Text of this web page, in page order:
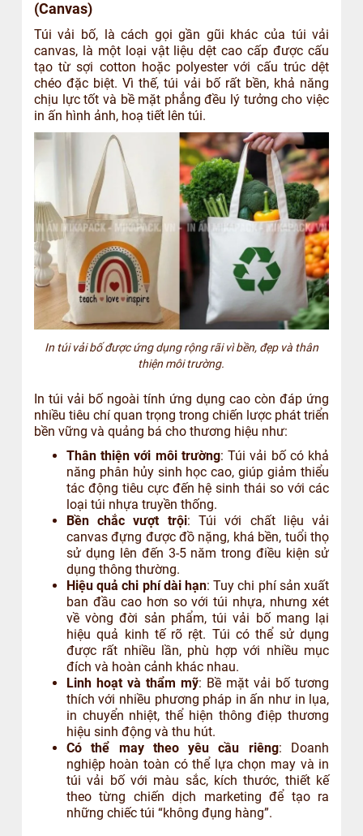
(Canvas)
Túi vải bố, là cách gọi gần gũi khác của túi vải
canvas, là một loại vật liệu dệt cao cấp được cấu
tạo từ sợi cotton hoặc polyester với cấu trúc dệt
chéo đặc biệt. Vì thế, túi vải bố rất bền, khả năng
chịu lực tốt và bề mặt phẳng đều lý tưởng cho việc
in ấn hình ảnh, hoạ tiết lên túi.
In túi vải bố được ứng dụng rộng rãi vì bền, đẹp và thân
thiện môi trường.
In túi vải bố ngoài tính ứng dụng cao còn đáp ứng
nhiều tiêu chí quan trọng trong chiến lược phát triển
bền vững và quảng bá cho thương hiệu như:
Thân thiện với môi trường: Túi vải bố có khả
năng phân hủy sinh học cao, giúp giảm thiểu
tác động tiêu cực đến hệ sinh thái so với các
loại túi nhựa truyền thống.
Bền chắc vượt trội: Túi với chất liệu vải
canvas đựng được đồ nặng, khá bền, tuổi thọ
sử dụng lên đến 3-5 năm trong điều kiện sử
dụng thông thường.
Hiệu quả chi phí dài hạn: Tuy chi phí sản xuất
ban đầu cao hơn so với túi nhựa, nhưng xét
về vòng đời sản phẩm, túi vải bố mang lại
hiệu quả kinh tế rõ rệt. Túi có thể sử dụng
được rất nhiều lần, phù hợp với nhiều mục
đích và hoàn cảnh khác nhau.
Linh hoạt và thẩm mỹ: Bề mặt vải bố tương
thích với nhiều phương pháp in ấn như in lụa,
in chuyển nhiệt, thể hiện thông điệp thương
hiệu sinh động và thu hút.
Có thể may theo yêu cầu riêng: Doanh
nghiệp hoàn toàn có thể lựa chọn may và in
túi vải bố với màu sắc, kích thước, thiết kế
theo từng chiến dịch marketing để tạo ra
những chiếc túi “không đụng hàng”.